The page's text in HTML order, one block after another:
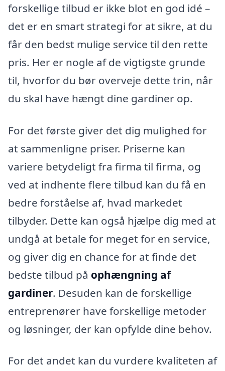
forskellige tilbud er ikke blot en god idé –
det er en smart strategi for at sikre, at du
får den bedst mulige service til den rette
pris. Her er nogle af de vigtigste grunde
til, hvorfor du bør overveje dette trin, når
du skal have hængt dine gardiner op.
For det første giver det dig mulighed for
at sammenligne priser. Priserne kan
variere betydeligt fra firma til firma, og
ved at indhente flere tilbud kan du få en
bedre forståelse af, hvad markedet
tilbyder. Dette kan også hjælpe dig med at
undgå at betale for meget for en service,
og giver dig en chance for at finde det
bedste tilbud på ophængning af
gardiner. Desuden kan de forskellige
entreprenører have forskellige metoder
og løsninger, der kan opfylde dine behov.
For det andet kan du vurdere kvaliteten af